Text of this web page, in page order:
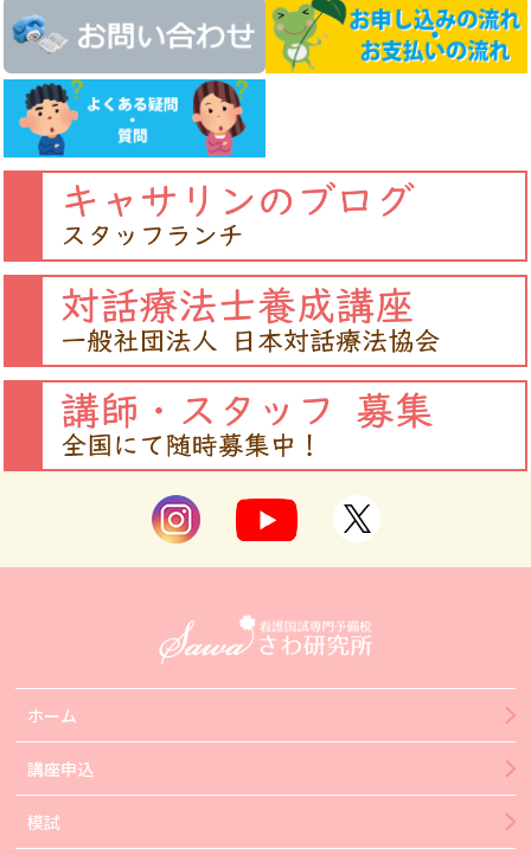
ホーム
講座申込
模試